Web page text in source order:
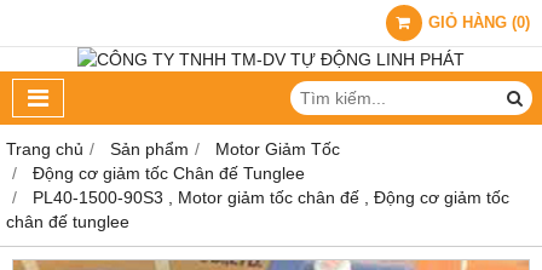
GIỎ HÀNG (0)
Trang chủ Sản phẩm
Motor Giảm Tốc
Động cơ giảm tốc Chân đế Tunglee
PL40-1500-90S3 , Motor giảm tốc chân đế , Động cơ giảm tốc
chân đế tunglee